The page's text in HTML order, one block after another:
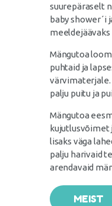
suurepäraselt
baby shower´i
Mängutoa
puhtaid ja
värvimaterjale.
palju puitu ja
Mängutoa
kujutlusvõimet
lisaks väga
palju harivaid
arendavaid
MEIST